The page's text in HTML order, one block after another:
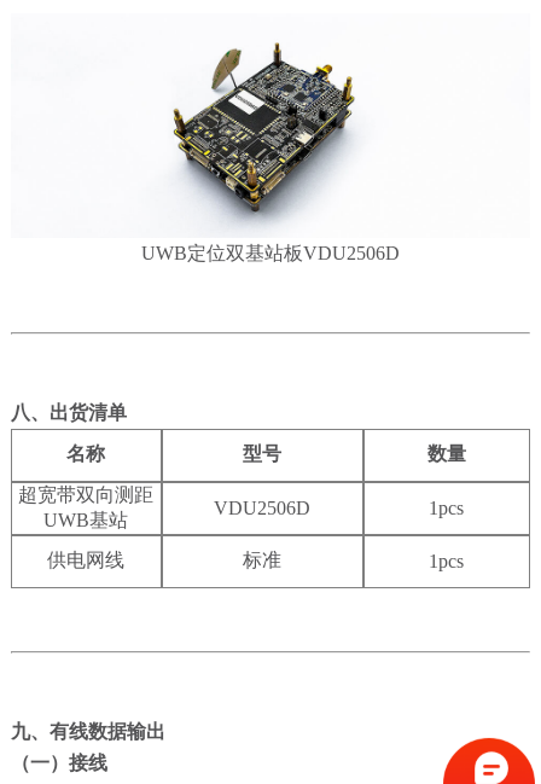
UWB定位双基站板VDU2506D
八、出货清单
名称
型号
数量
超宽带双向测距
UWB基站
VDU2506D 1pcs
供电网线 标准 1pcs
九、有线数据输出
（一）接线